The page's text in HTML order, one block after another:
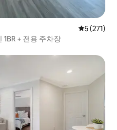
평점 5점(5
5 (271)
+ 전용 주차장